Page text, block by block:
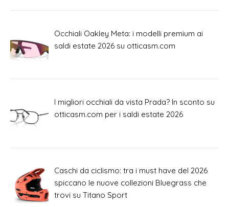
Occhiali Oakley Meta: i modelli premium ai
saldi estate 2026 su otticasm.com
I migliori occhiali da vista Prada? In sconto su
otticasm.com per i saldi estate 2026
Caschi da ciclismo: tra i must have del 2026
spiccano le nuove collezioni Bluegrass che
trovi su Titano Sport